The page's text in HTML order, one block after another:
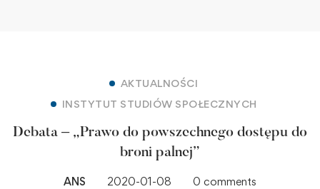
AKTUALNOŚCI
INSTYTUT STUDIÓW SPOŁECZNYCH
Debata – „Prawo do powszechnego dostępu do
broni palnej”
ANS 2020-01-08 0 comments